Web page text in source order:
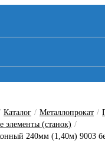
Каталог / Металлопрокат /
элементы (станок) /
240мм (1,40м) 9003